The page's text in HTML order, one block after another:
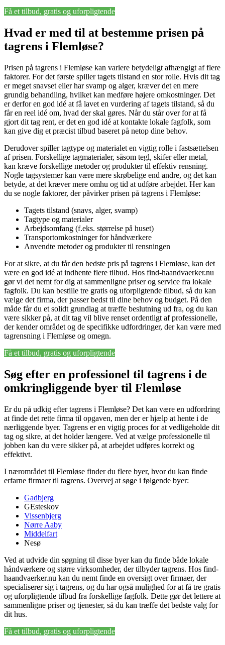
Få et tilbud, gratis og uforpligtende
Hvad er med til at bestemme prisen på
tagrens i Flemløse?
Prisen på tagrens i Flemløse kan variere betydeligt afhængigt af flere
faktorer. For det første spiller tagets tilstand en stor rolle. Hvis dit tag
er meget snavset eller har svamp og alger, kræver det en mere
grundig behandling, hvilket kan medføre højere omkostninger. Det
er derfor en god idé at få lavet en vurdering af tagets tilstand, så du
får en reel idé om, hvad der skal gøres. Når du står over for at få
gjort dit tag rent, er det en god idé at kontakte lokale fagfolk, som
kan give dig et præcist tilbud baseret på netop dine behov.
Derudover spiller tagtype og materialet en vigtig rolle i fastsættelsen
af prisen. Forskellige tagmaterialer, såsom tegl, skifer eller metal,
kan kræve forskellige metoder og produkter til effektiv rensning.
Nogle tagsystemer kan være mere skrøbelige end andre, og det kan
betyde, at det kræver mere omhu og tid at udføre arbejdet. Her kan
du se nogle faktorer, der påvirker prisen på tagrens i Flemløse:
Tagets tilstand (snavs, alger, svamp)
Tagtype og materialer
Arbejdsomfang (f.eks. størrelse på huset)
Transportomkostninger for håndværkere
Anvendte metoder og produkter til rensningen
For at sikre, at du får den bedste pris på tagrens i Flemløse, kan det
være en god idé at indhente flere tilbud. Hos find-haandvaerker.nu
gør vi det nemt for dig at sammenligne priser og service fra lokale
fagfolk. Du kan bestille tre gratis og uforpligtende tilbud, så du kan
vælge det firma, der passer bedst til dine behov og budget. På den
måde får du et solidt grundlag at træffe beslutning ud fra, og du kan
være sikker på, at dit tag vil blive renset ordentligt af professionelle,
der kender området og de specifikke udfordringer, der kan være med
tagrensning i Flemløse og omegn.
Få et tilbud, gratis og uforpligtende
Søg efter en professionel til tagrens i de
omkringliggende byer til Flemløse
Er du på udkig efter tagrens i Flemløse? Det kan være en udfordring
at finde det rette firma til opgaven, men der er hjælp at hente i de
nærliggende byer. Tagrens er en vigtig proces for at vedligeholde dit
tag og sikre, at det holder længere. Ved at vælge professionelle til
jobben kan du være sikker på, at arbejdet udføres korrekt og
effektivt.
I nærområdet til Flemløse finder du flere byer, hvor du kan finde
erfarne firmaer til tagrens. Overvej at søge i følgende byer:
Gadbjerg
GEsteskov
Vissenbjerg
Nørre Aaby
Middelfart
Nesø
Ved at udvide din søgning til disse byer kan du finde både lokale
håndværkere og større virksomheder, der tilbyder tagrens. Hos find-
haandvaerker.nu kan du nemt finde en oversigt over firmaer, der
specialiserer sig i tagrens, og du har også mulighed for at få tre gratis
og uforpligtende tilbud fra forskellige fagfolk. Dette gør det lettere at
sammenligne priser og tjenester, så du kan træffe det bedste valg for
dit hus.
Få et tilbud, gratis og uforpligtende